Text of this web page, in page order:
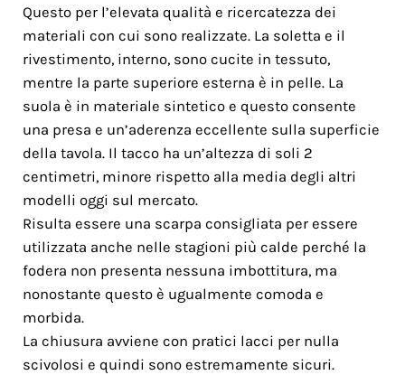
Questo per l’elevata qualità e ricercatezza dei
materiali con cui sono realizzate. La soletta e il
rivestimento, interno, sono cucite in tessuto,
mentre la parte superiore esterna è in pelle. La
suola è in materiale sintetico e questo consente
una presa e un’aderenza eccellente sulla superficie
della tavola. Il tacco ha un’altezza di soli 2
centimetri, minore rispetto alla media degli altri
modelli oggi sul mercato.
Risulta essere una scarpa consigliata per essere
utilizzata anche nelle stagioni più calde perché la
fodera non presenta nessuna imbottitura, ma
nonostante questo è ugualmente comoda e
morbida.
La chiusura avviene con pratici lacci per nulla
scivolosi e quindi sono estremamente sicuri.